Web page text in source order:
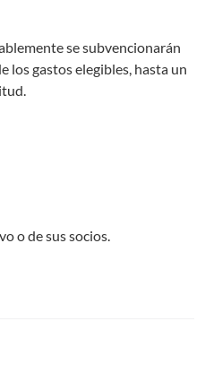
se subvencionarán
los gastos elegibles, hasta un
o de sus socios.